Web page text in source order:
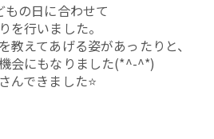
の日に合わせて
を行いました。
えてあげる姿があったりと、
会にもなりました(*^-^*)
んできました⭐